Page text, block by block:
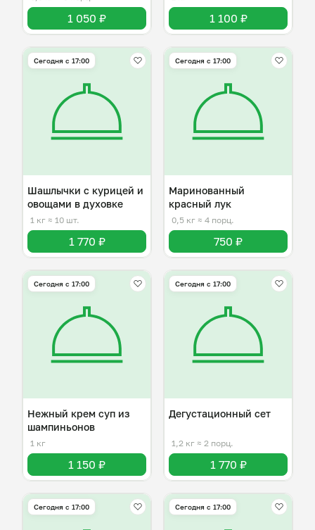
1 050 ₽ 1 100 ₽
Сегодня с 17:00
Шашлычки с курицей и
овощами в духовке
1 кг ≈ 10 шт.
1 770 ₽
Сегодня с 17:00
Маринованный
красный лук
0,5 кг ≈ 4 порц.
750 ₽
Сегодня с 17:00
Нежный крем суп из
шампиньонов
1 кг
1 150 ₽
Сегодня с 17:00
Дегустационный сет
1,2 кг ≈ 2 порц.
1 770 ₽
Сегодня с 17:00 Сегодня с 17:00